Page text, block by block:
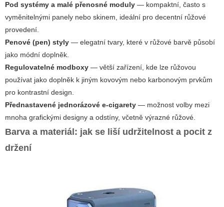
Pod systémy a malé přenosné moduly — kompaktní, často s
vyměnitelnými panely nebo skinem, ideální pro decentní růžové
provedení.
Penové (pen) styly — elegatní tvary, které v růžové barvě působí
jako módní doplněk.
Regulovatelné modboxy — větší zařízení, kde lze růžovou
používat jako doplněk k jiným kovovým nebo karbonovým prvkům
pro kontrastní design.
Přednastavené jednorázové e-cigarety — možnost volby mezi
mnoha grafickými designy a odstíny, včetně výrazné růžové.
Barva a materiál: jak se liší udržitelnost a pocit z
držení